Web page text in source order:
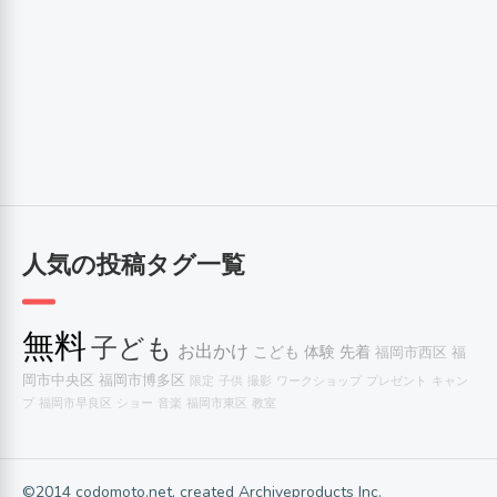
人気の投稿タグ一覧
無料子ども お出かけ こども 体験 先着 福岡市西区 福
岡市中央区 福岡市博多区 限定 子供 撮影 ワークショップ プレゼント キャン
プ 福岡市早良区 ショー 音楽 福岡市東区 教室
©2014 codomoto.net, created Archiveproducts Inc.